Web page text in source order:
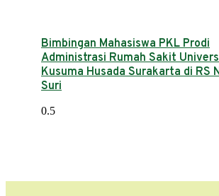
Bimbingan Mahasiswa PKL Prodi
Administrasi Rumah Sakit
Kusuma Husada Surakarta di RS
Suri